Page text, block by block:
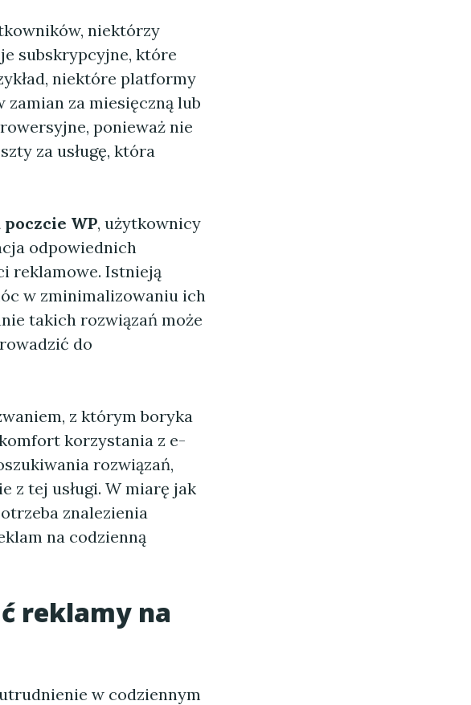
niektórzy
subskrypcyjne, które
niektóre platformy
za miesięczną lub
ponieważ nie
za usługę, która
WP, użytkownicy
odpowiednich
reklamowe. Istnieją
w zminimalizowaniu ich
takich rozwiązań może
do
z którym boryka
korzystania z e-
rozwiązań,
z tej usługi. W miarę jak
znalezienia
na codzienną
reklamy na
w codziennym